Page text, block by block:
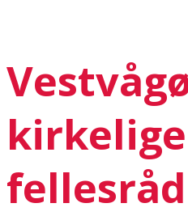
kirkelige
fellesråd